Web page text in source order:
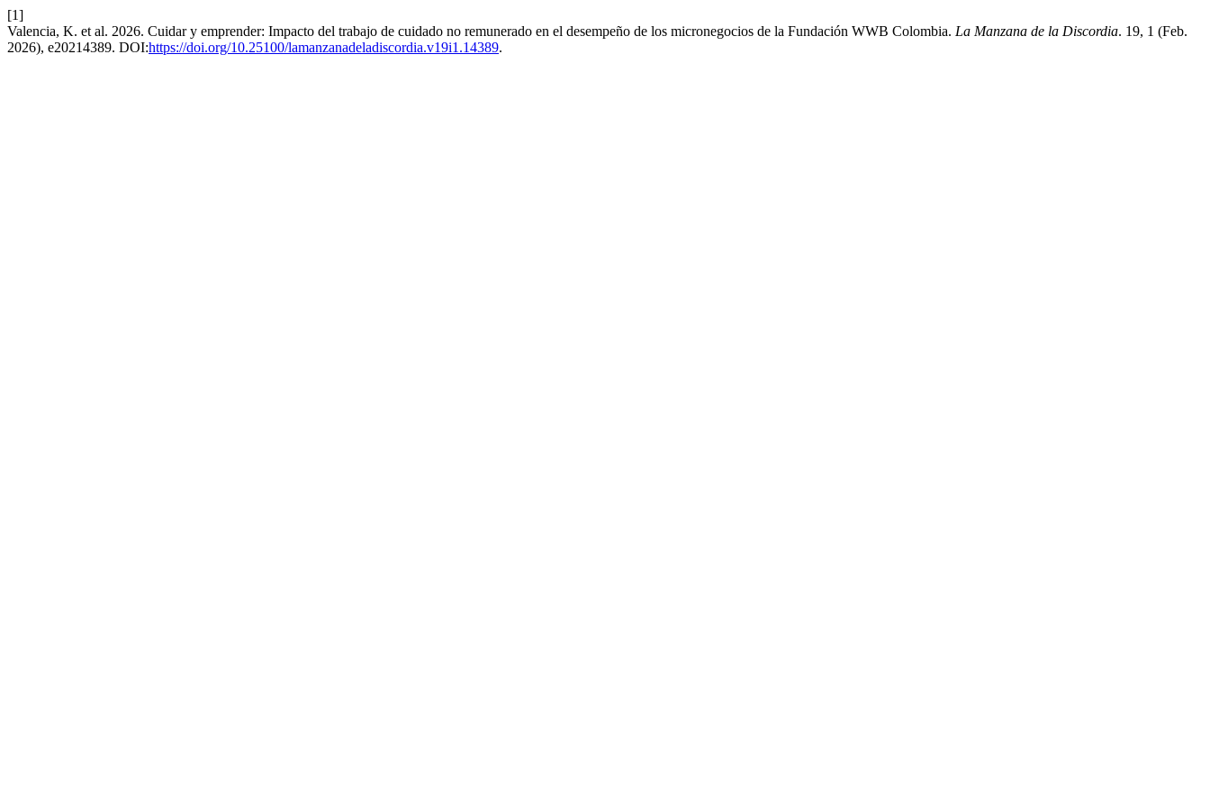
[1]
Valencia, K. et al. 2026. Cuidar y emprender: Impacto del trabajo de cuidado no remunerado en el desempeño de los micronegocios de la Fundación WWB Colombia. La Manzana de la Discordia. 19, 1 (Feb.
2026), e20214389. DOI:https://doi.org/10.25100/lamanzanadeladiscordia.v19i1.14389.